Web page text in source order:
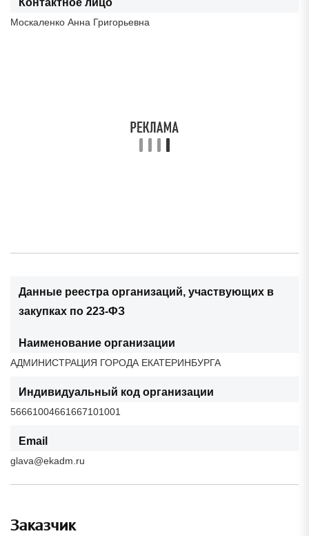
Москаленко Анна Григорьевна
Данные реестра организаций, участвующих в
закупках по 223-ФЗ
Наименование организации
АДМИНИСТРАЦИЯ ГОРОДА ЕКАТЕРИНБУРГА
Индивидуальный код организации
56661004661667101001
Email
glava@ekadm.ru
Заказчик